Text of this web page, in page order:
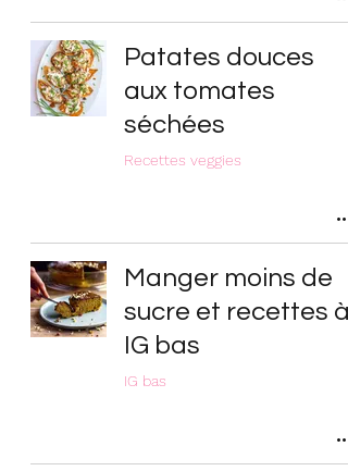
Patates douces
aux tomates
séchées
Recettes veggies
Manger moins de
sucre et recettes à
IG bas
IG bas